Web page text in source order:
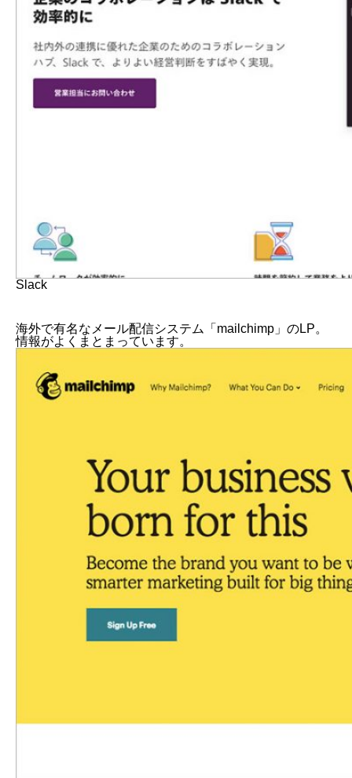
Slack
海外で有名なメール配信システム「mailchimp」のLP。
情報がよくまとまっています。